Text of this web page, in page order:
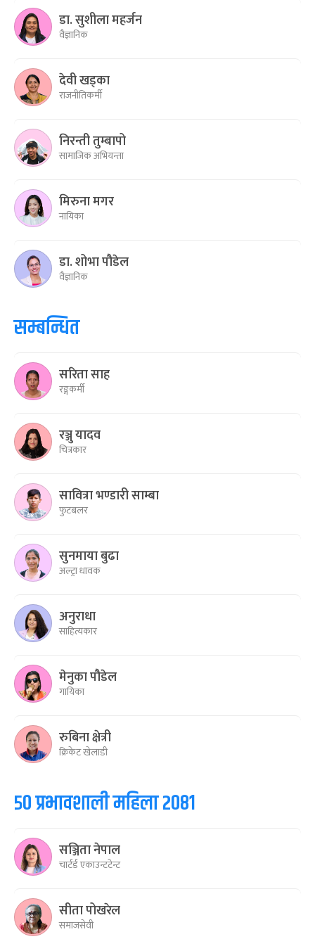
डा. सुशीला महर्जन
वैज्ञानिक
देवी खड्का
राजनीतिकर्मी
निरन्ती तुम्बापो
सामाजिक अभियन्ता
मिरुना मगर
नायिका
डा. शोभा पौडेल
वैज्ञानिक
सम्बन्धित
सरिता साह
रङ्गकर्मी
रञ्जु यादव
चित्रकार
सावित्रा भण्डारी साम्बा
फुटबलर
सुनमाया बुढा
अल्ट्रा धावक
अनुराधा
साहित्यकार
मेनुका पौडेल
गायिका
रुबिना क्षेत्री
क्रिकेट खेलाडी
५० प्रभावशाली महिला २०८१
सञ्जिता नेपाल
चार्टर्ड एकाउन्टटेन्ट
सीता पोखरेल
समाजसेवी